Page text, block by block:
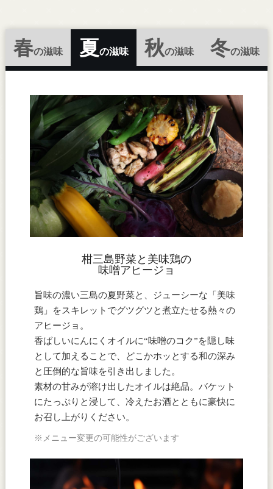
春の滋味 夏 の滋味 秋の滋味 冬の滋味
柑三島野菜と美味鶏の
味噌アヒージョ
旨味の濃い三島の夏野菜と、ジューシーな「美味
鶏」をスキレットでグツグツと煮立たせる熱々の
アヒージョ。
香ばしいにんにくオイルに“味噌のコク”を隠し味
として加えることで、どこかホッとする和の深み
と圧倒的な旨味を引き出しました。
素材の甘みが溶け出したオイルは絶品。バケット
にたっぷりと浸して、冷えたお酒とともに豪快に
お召し上がりください。
※メニュー変更の可能性がございます